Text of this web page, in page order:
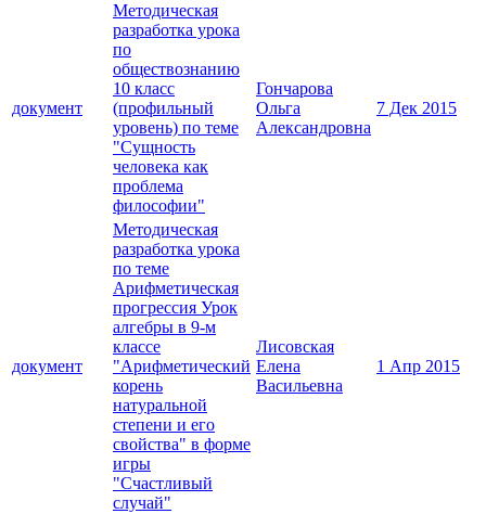
документ
Методическая
разработка урока
по
обществознанию
10 класс
(профильный
уровень) по теме
"Сущность
человека как
проблема
философии"
Гончарова
Ольга
Александровна
7 Дек 2015
документ
Методическая
разработка урока
по теме
Арифметическая
прогрессия Урок
алгебры в 9-м
классе
"Арифметический
корень
натуральной
степени и его
свойства" в форме
игры
"Счастливый
случай"
Лисовская
Елена
Васильевна
1 Апр 2015